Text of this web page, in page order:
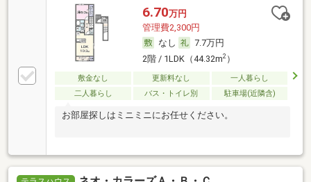
6.70万円
管理費2,300円
なし
7.7万円
2階 / 1LDK（44.32m2）
敷金なし 更新料なし
一人暮らし
二人暮らし
バス・トイレ別 駐車場(近隣含)
お部屋探しはミニミニにお任せください。